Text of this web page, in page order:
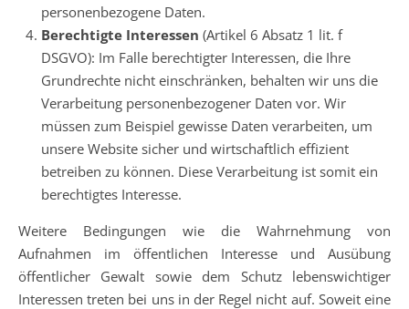
personenbezogene Daten.
Berechtigte Interessen (Artikel 6 Absatz 1 lit. f
DSGVO): Im Falle berechtigter Interessen, die Ihre
Grundrechte nicht einschränken, behalten wir uns die
Verarbeitung personenbezogener Daten vor. Wir
müssen zum Beispiel gewisse Daten verarbeiten, um
unsere Website sicher und wirtschaftlich effizient
betreiben zu können. Diese Verarbeitung ist somit ein
berechtigtes Interesse.
Weitere Bedingungen wie die Wahrnehmung von
Aufnahmen im öffentlichen Interesse und Ausübung
öffentlicher Gewalt sowie dem Schutz lebenswichtiger
Interessen treten bei uns in der Regel nicht auf. Soweit eine